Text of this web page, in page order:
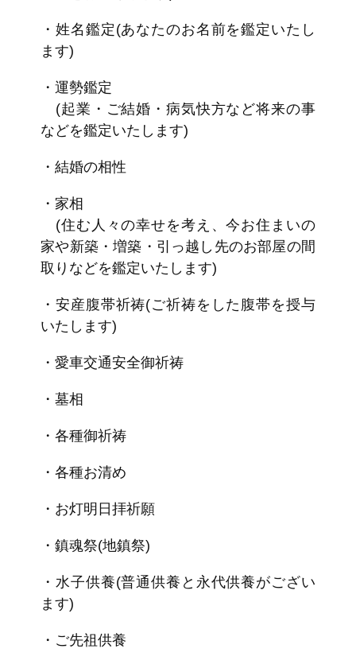
・姓名鑑定(あなたのお名前を鑑定いたし
ます)
・運勢鑑定
(起業・ご結婚・病気快方など将来の事
などを鑑定いたします)
・結婚の相性
・家相
(住む人々の幸せを考え、今お住まいの
家や新築・増築・引っ越し先のお部屋の間
取りなどを鑑定いたします)
・安産腹帯祈祷(ご祈祷をした腹帯を授与
いたします)
・愛車交通安全御祈祷
・墓相
・各種御祈祷
・各種お清め
・お灯明日拝祈願
・鎮魂祭(地鎮祭)
・水子供養(普通供養と永代供養がござい
ます)
・ご先祖供養